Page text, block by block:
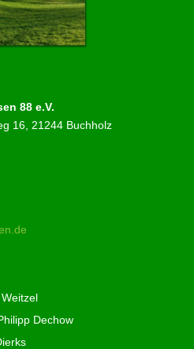
88 e.V.
16, 21244 Buchholz
Dechow